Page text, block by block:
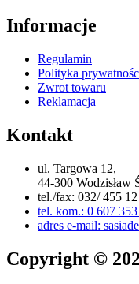
Informacje
Regulamin
Polityka
Zwrot towaru
Reklamacja
Kontakt
ul. Targowa 12,
44-300 Wodzisław
tel./fax: 032/ 455 12
tel. kom.: 0 607
adres e-mail:
Copyright ©